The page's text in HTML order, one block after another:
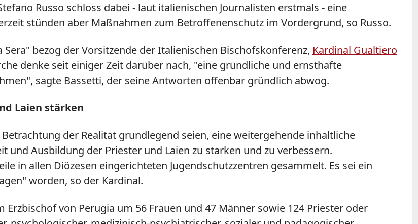
Russo schloss dabei - laut italienischen Journalisten erstmals - eine
stünden aber Maßnahmen zum Betroffenenschutz im Vordergrund, so Russo.
bezog der Vorsitzende der Italienischen Bischofskonferenz, Kardinal Gualtiero
denke seit einiger Zeit darüber nach, "eine gründliche und ernsthafte
sagte Bassetti, der seine Antworten offenbar gründlich abwog.
Laien stärken
der Realität grundlegend seien, eine weitergehende inhaltliche
und Ausbildung der Priester und Laien zu stärken und zu verbessern.
in allen Diözesen eingerichteten Jugendschutzzentren gesammelt. Es sei ein
worden, so der Kardinal.
von Perugia um 56 Frauen und 47 Männer sowie 124 Priester oder